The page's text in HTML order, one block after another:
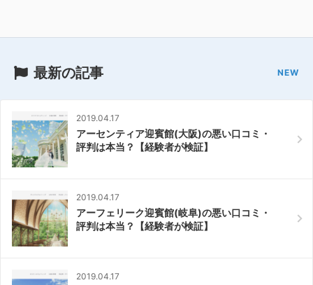
最新の記事
2019.04.17
アーセンティア迎賓館(大阪)の悪い口コミ・
評判は本当？【経験者が検証】
2019.04.17
アーフェリーク迎賓館(岐阜)の悪い口コミ・
評判は本当？【経験者が検証】
2019.04.17